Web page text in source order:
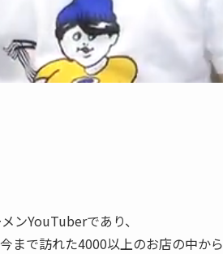
ンYouTuberであり、
まで訪れた4000以上のお店の中から